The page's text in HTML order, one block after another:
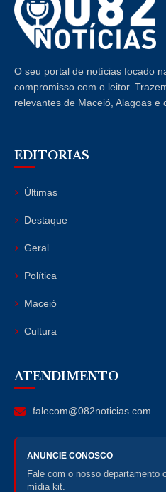
O seu portal de notícias focado
compromisso com o leitor.
relevantes de Maceió, Alagoas e
EDITORIAS
Últimas
Destaque
Geral
Política
Maceió
Cultura
ATENDIMENTO
falecom@082noticias.com
ANUNCIE CONOSCO
Fale com o nosso departamento
mídia kit.